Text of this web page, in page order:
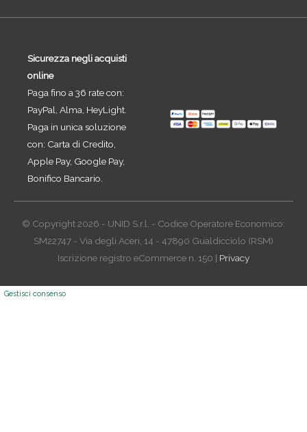
Sicurezza negli acquisti
online
Paga fino a 36 rate con:
PayPal, Alma, HeyLight.
Paga in unica soluzione
con: Carta di Credito,
Apple Pay, Google Pay,
Bonifico Bancario.
© Copyright 2026 - UNID S.r.l. - Codice Operatore Economico:
SM22747 - Via degli Aceri, 14 - 47890 Gualdicciolo (RSM)
Iscrizione registro eCommerce n. 150 | Privacy
Gestisci consenso